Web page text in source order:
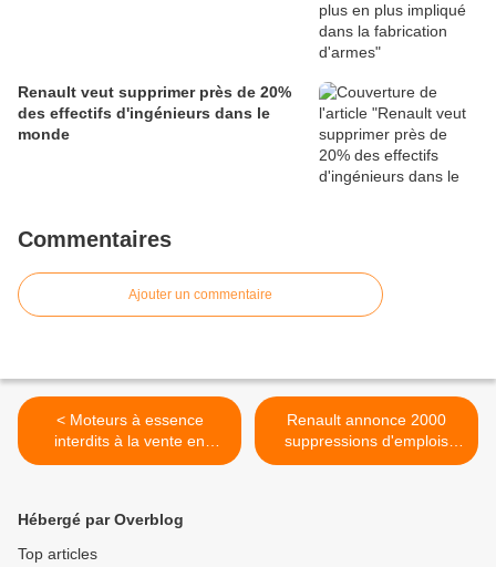
Renault veut supprimer près de 20%
des effectifs d'ingénieurs dans le
monde
Commentaires
Ajouter un commentaire
< Moteurs à essence
interdits à la vente en
Europe en 2035. L'emploi
Renault annonce 2000
suppressions d'emplois
supplémentaires >
Hébergé par Overblog
Top articles